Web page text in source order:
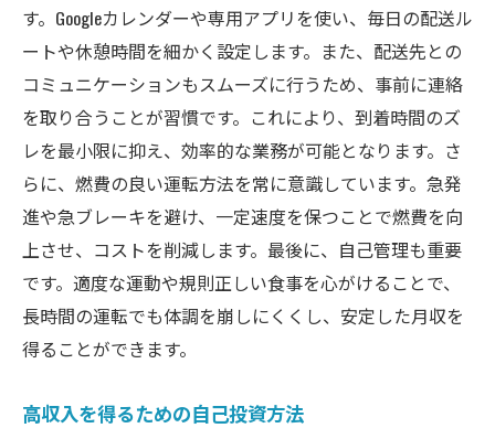
す。Googleカレンダーや専用アプリを使い、毎日の配送ル
ートや休憩時間を細かく設定します。また、配送先との
コミュニケーションもスムーズに行うため、事前に連絡
を取り合うことが習慣です。これにより、到着時間のズ
レを最小限に抑え、効率的な業務が可能となります。さ
らに、燃費の良い運転方法を常に意識しています。急発
進や急ブレーキを避け、一定速度を保つことで燃費を向
上させ、コストを削減します。最後に、自己管理も重要
です。適度な運動や規則正しい食事を心がけることで、
長時間の運転でも体調を崩しにくくし、安定した月収を
得ることができます。
高収入を得るための自己投資方法